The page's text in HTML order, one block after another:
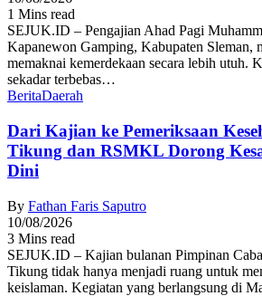
1 Mins read
SEJUK.ID – Pengajian Ahad Pagi
Kapanewon Gamping, Kabupaten Sleman,
memaknai kemerdekaan secara lebih utuh.
sekadar terbebas…
BeritaDaerah
Dari Kajian ke Pemeriksaan
Tikung dan RSMKL Dorong
Dini
By Fathan Faris Saputro
10/08/2026
3 Mins read
SEJUK.ID – Kajian bulanan Pimpinan
Tikung tidak hanya menjadi ruang untuk
keislaman. Kegiatan yang berlangsung di